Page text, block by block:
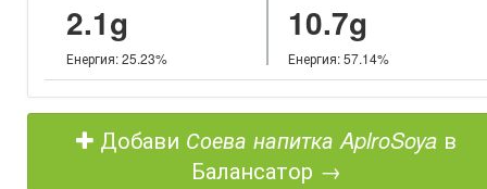
2.1g
Енергия: 25.23%
10.7g
Енергия: 57.14%
Добави Соева напитка AplroSoyaв
Балансатор →